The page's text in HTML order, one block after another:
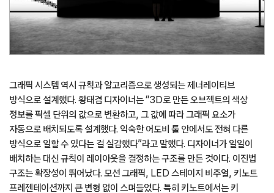
그래픽 시스템 역시 규칙과 알고리즘으로 생성되는 제너레이티브
방식으로 설계했다. 황태겸 디자이너는 “3D로 만든 오브젝트의 색상
정보를 픽셀 단위의 값으로 변환하고, 그 값에 따라 그래픽 요소가
자동으로 배치되도록 설계했다. 익숙한 어도비 툴 안에서도 전혀 다른
방식으로 일할 수 있다는 걸 실감했다”라고 말했다. 디자이너가 일일이
배치하는 대신 규칙이 레이아웃을 결정하는 구조를 만든 것이다. 이진법
구조는 확장성이 뛰어났다. 모션 그래픽, LED 스테이지 비주얼, 키노트
프레젠테이션까지 큰 변형 없이 스며들었다. 특히 키노트에서는 키